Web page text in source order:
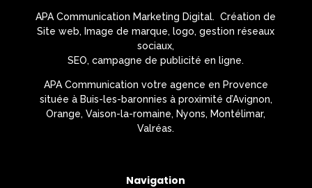
APA Communication Marketing Digital. Création de
Site web, Image de marque, logo, gestion réseaux
sociaux,
SEO, campagne de publicité en ligne.
APA Communication votre agence en Provence
située à Buis-les-baronnies à proximité d’Avignon,
Orange, Vaison-la-romaine, Nyons, Montélimar,
Valréas.
Navigation